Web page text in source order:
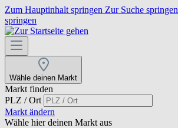
Zum Hauptinhalt springen Zur Suche springen
springen
Wähle deinen Markt
Markt finden
PLZ / Ort
Markt ändern
Wähle hier deinen Markt aus